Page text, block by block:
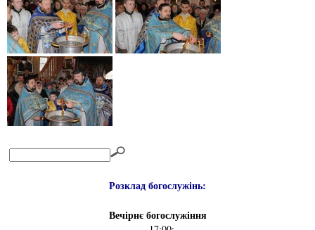
Розклад богослужінь:
Вечірнє богослужіння